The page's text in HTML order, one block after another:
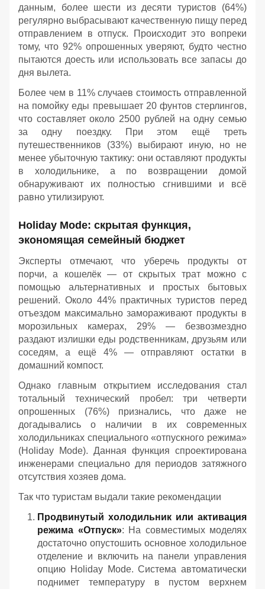
данным, более шести из десяти туристов (64%)
регулярно выбрасывают качественную пищу перед
отправлением в отпуск. Происходит это вопреки
тому, что 92% опрошенных уверяют, будто честно
пытаются доесть или использовать все запасы до
дня вылета.
Более чем в 11% случаев стоимость отправленной
на помойку еды превышает 20 фунтов стерлингов,
что составляет около 2500 рублей на одну семью
за одну поездку. При этом ещё треть
путешественников (33%) выбирают иную, но не
менее убыточную тактику: они оставляют продукты
в холодильнике, а по возвращении домой
обнаруживают их полностью сгнившими и всё
равно утилизируют.
Holiday Mode: скрытая функция,
экономящая семейный бюджет
Эксперты отмечают, что уберечь продукты от
порчи, а кошелёк — от скрытых трат можно с
помощью альтернативных и простых бытовых
решений. Около 44% практичных туристов перед
отъездом максимально замораживают продукты в
морозильных камерах, 29% — безвозмездно
раздают излишки еды родственникам, друзьям или
соседям, а ещё 4% — отправляют остатки в
домашний компост.
Однако главным открытием исследования стал
тотальный технический пробел: три четверти
опрошенных (76%) признались, что даже не
догадывались о наличии в их современных
холодильниках специального «отпускного режима»
(Holiday Mode). Данная функция спроектирована
инженерами специально для периодов затяжного
отсутствия хозяев дома.
Так что туристам выдали такие рекомендации
Продвинутый холодильник или активация
режима «Отпуск»: На совместимых моделях
достаточно опустошить основное холодильное
отделение и включить на панели управления
опцию Holiday Mode. Система автоматически
поднимет температуру в пустом верхнем